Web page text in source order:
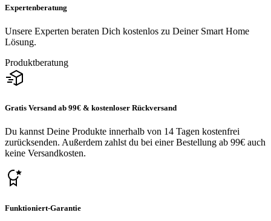
Expertenberatung
Unsere Experten beraten Dich kostenlos zu Deiner Smart Home
Lösung.
Produktberatung
Gratis Versand ab 99€ & kostenloser Rückversand
Du kannst Deine Produkte innerhalb von 14 Tagen kostenfrei
zurücksenden. Außerdem zahlst du bei einer Bestellung ab 99€ auch
keine Versandkosten.
Funktioniert-Garantie